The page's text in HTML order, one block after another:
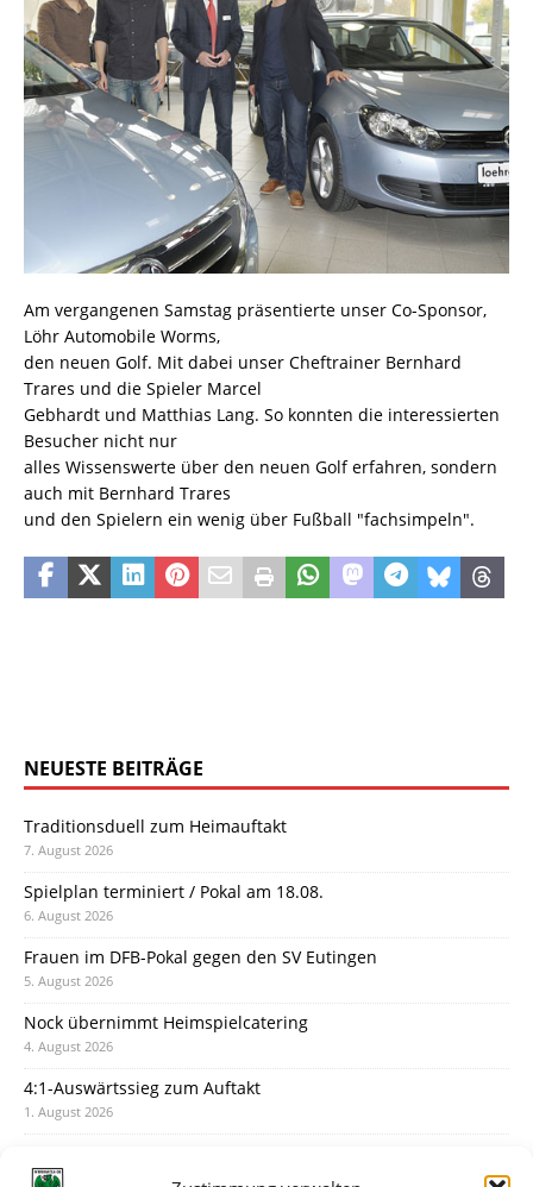
Am vergangenen Samstag präsentierte unser Co-Sponsor,
Löhr Automobile Worms,
den neuen Golf. Mit dabei unser Cheftrainer Bernhard
Trares und die Spieler Marcel
Gebhardt und Matthias Lang. So konnten die interessierten
Besucher nicht nur
alles Wissenswerte über den neuen Golf erfahren, sondern
auch mit Bernhard Trares
und den Spielern ein wenig über Fußball "fachsimpeln".
NEUESTE BEITRÄGE
Traditionsduell zum Heimauftakt
7. August 2026
Spielplan terminiert / Pokal am 18.08.
6. August 2026
Frauen im DFB-Pokal gegen den SV Eutingen
5. August 2026
Nock übernimmt Heimspielcatering
4. August 2026
4:1-Auswärtssieg zum Auftakt
1. August 2026
31. Juli 2026